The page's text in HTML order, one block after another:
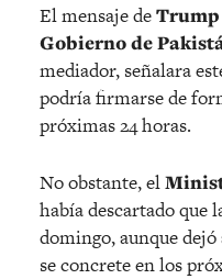
El mensaje deTrump
Gobierno de
mediador, señalara
podría firmarse de
próximas 24 horas.
No obstante, el
había descartado que
domingo, aunque
se concrete en los